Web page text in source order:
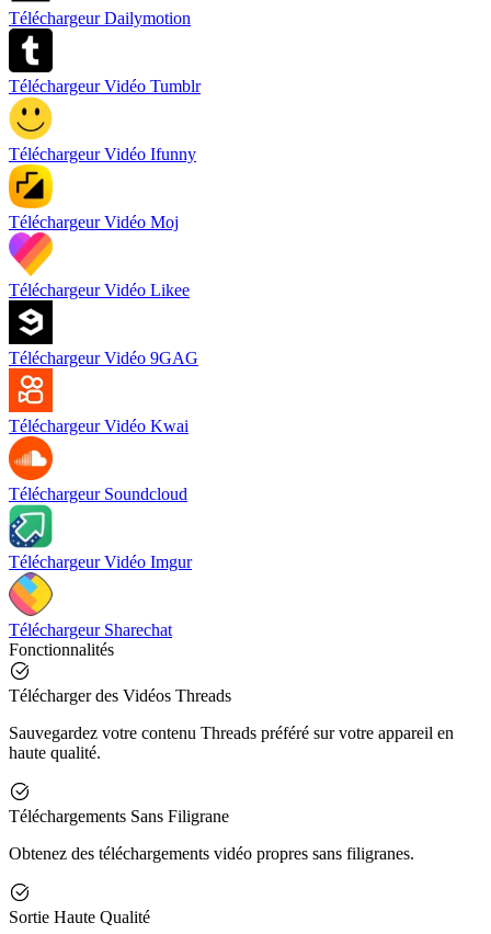
Téléchargeur Dailymotion
Téléchargeur Vidéo Tumblr
Téléchargeur Vidéo Ifunny
Téléchargeur Vidéo Moj
Téléchargeur Vidéo Likee
Téléchargeur Vidéo 9GAG
Téléchargeur Vidéo Kwai
Téléchargeur Soundcloud
Téléchargeur Vidéo Imgur
Téléchargeur Sharechat
Fonctionnalités
Télécharger des Vidéos Threads
Sauvegardez votre contenu Threads préféré sur votre appareil en
haute qualité.
Téléchargements Sans Filigrane
Obtenez des téléchargements vidéo propres sans filigranes.
Sortie Haute Qualité